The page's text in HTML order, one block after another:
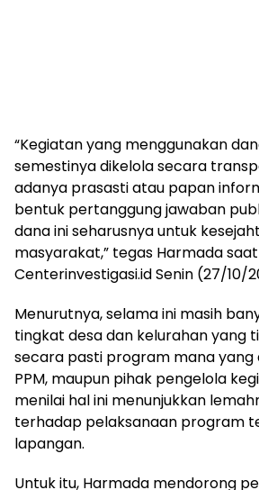
“Kegiatan yang menggunakan
semestinya dikelola secara
adanya prasasti atau papan
bentuk pertanggung jawaban
dana ini seharusnya untuk
masyarakat,” tegas Harmada
Centerinvestigasi.id Senin (27/10/
Menurutnya, selama ini masih
tingkat desa dan kelurahan yang
secara pasti program mana yang
PPM, maupun pihak pengelola
menilai hal ini menunjukkan
terhadap pelaksanaan program
lapangan.
Untuk itu, Harmada mendorong